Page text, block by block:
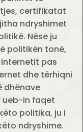
certifikatat
ndryshimet
Nëse ju
politikën tonë,
pas
dhe tërhiqni
dhënave
ueb-in faqet
politika, ju i
ndryshime.